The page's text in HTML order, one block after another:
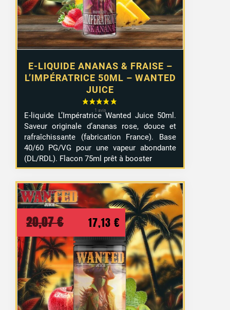
E-LIQUIDE ANANAS & FRAISE –
L’IMPÉRATRICE 50ML – WANTED
JUICE
E-liquide L’Impératrice Wanted Juice 50ml.
Saveur originale d’ananas rose, douce et
rafraîchissante (fabrication France). Base
40/60 PG/VG pour une vapeur abondante
(DL/RDL). Flacon 75ml prêt à booster
20,07€
Le
prix
initial
était :
20,07 €.
17,13 € Le
prix
actuel
est :
17,13 €.